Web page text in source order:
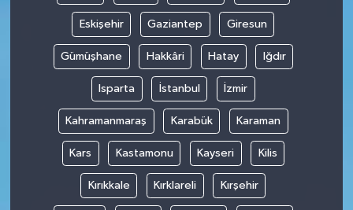
Eskişehir Gaziantep Giresun
Gümüşhane Hakkâri Hatay Iğdır
Isparta İstanbul İzmir
Kahramanmaraş Karabük Karaman
Kars Kastamonu Kayseri Kilis
Kırıkkale Kırklareli Kırşehir